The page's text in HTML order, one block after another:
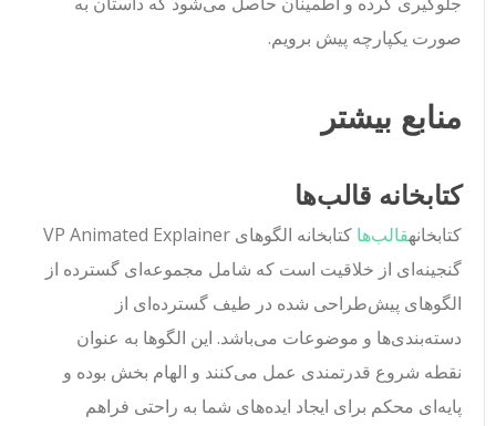
صورت یکپارچه پیش برویم.
منابع بیشتر
کتابخانه قالب‌ها
کتابخانهقالب‌ها
کتابخانه الگوهای VP Animated Explainer
گنجینه‌ای از خلاقیت است که شامل مجموعه‌ای گسترده از
الگوهای پیش‌طراحی شده در طیف گسترده‌ای از
دسته‌بندی‌ها و موضوعات می‌باشد. این الگوها به عنوان
نقطه شروع قدرتمندی عمل می‌کنند و الهام بخش بوده و
پایه‌ای محکم برای ایجاد ایده‌های شما به راحتی فراهم